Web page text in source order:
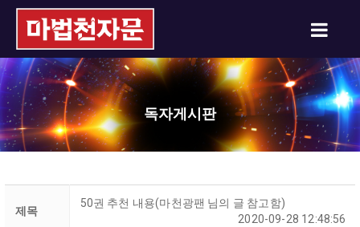
독자게시판
제목
50권 추천 내용(마천광팬 님의 글 참고함)
2020-09-28 12:48:56